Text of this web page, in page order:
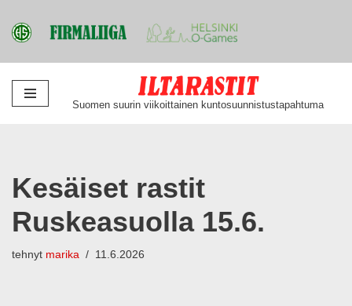
Siirry
Suomen suurin viikoittainen kuntosuunnistustapahtuma
Kesäiset rastit
Ruskeasuolla 15.6.
tehnyt marika 11.6.2026